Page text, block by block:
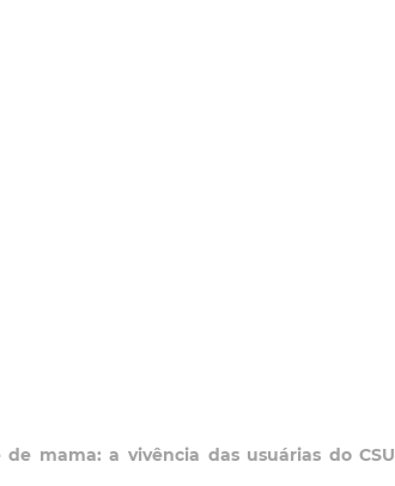
mama: a vivência das usuárias do